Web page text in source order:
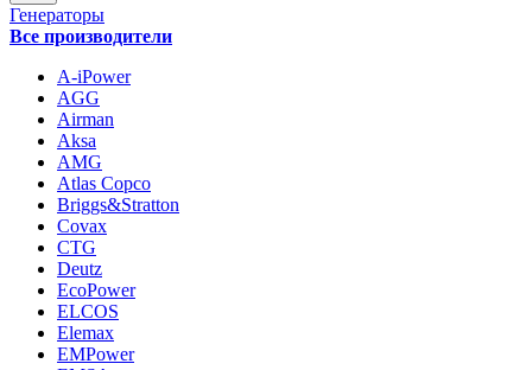
Генераторы
Все производители
A-iPower
AGG
Airman
Aksa
AMG
Atlas Copco
Briggs&Stratton
Covax
CTG
Deutz
EcoPower
ELCOS
Elemax
EMPower